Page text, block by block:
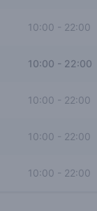
10:00 - 22:00
10:00 - 22:00
10:00 - 22:00
10:00 22:00
10:00 - 22:00